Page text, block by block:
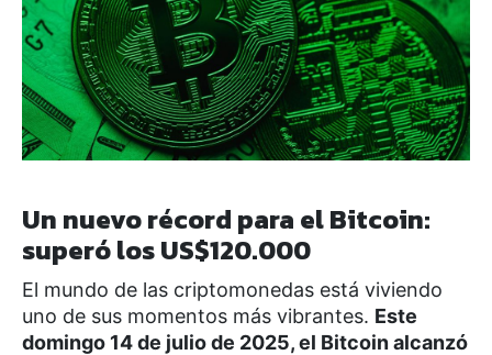
Un nuevo récord para el Bitcoin:
superó los US$120.000
El mundo de las criptomonedas está viviendo
uno de sus momentos más vibrantes. Este
domingo 14 de julio de 2025, el Bitcoin alcanzó